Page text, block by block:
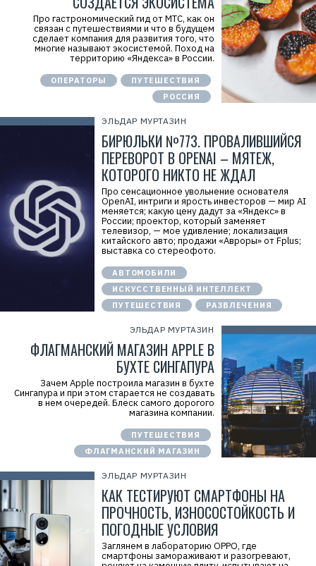
Про гастрономический гид от МТС, как он
связан с путешествиями и что в будущем
сделает компания для развития того, что
многие называют экосистемой. Поход на
территорию «Яндекса» в России.
ОПЕРАТОРЫ
ПУТЕШЕСТВИЯ
РОССИЯ
ЭЛЬДАР МУРТАЗИН
БИРЮЛЬКИ №773. ПРОВАЛИВШИЙСЯ
ПЕРЕВОРОТ В OPENAI – МЯТЕЖ,
КОТОРОГО НИКТО НЕ ЖДАЛ
Про сенсационное увольнение основателя
OpenAI, интриги и ярость инвесторов — мир AI
меняется; какую цену дадут за «Яндекс» в
России; проектор, который заменяет
телевизор, — мое удивление; локализация
китайского авто; продажи «Авроры» от Fplus;
выставка со стереофото.
АВТОМОБИЛИ
ИСКУССТВЕННЫЙ ИНТЕЛЛЕКТ
ПУТЕШЕСТВИЯ
РАЗВЛЕЧЕНИЯ
ЭЛЬДАР МУРТАЗИН
ФЛАГМАНСКИЙ МАГАЗИН APPLE В
БУХТЕ СИНГАПУРА
Зачем Apple построила магазин в бухте
Сингапура и при этом старается не создавать
в нем очередей. Блеск самого дорогого
магазина компании.
ПУТЕШЕСТВИЯ
ФЛАГМАНСКИЙ МАГАЗИН
ЭЛЬДАР МУРТАЗИН
КАК ТЕСТИРУЮТ СМАРТФОНЫ НА
ПРОЧНОСТЬ, ИЗНОСОСТОЙКОСТЬ И
ПОГОДНЫЕ УСЛОВИЯ
Заглянем в лабораторию OPPO, где
смартфоны замораживают и разогревают,